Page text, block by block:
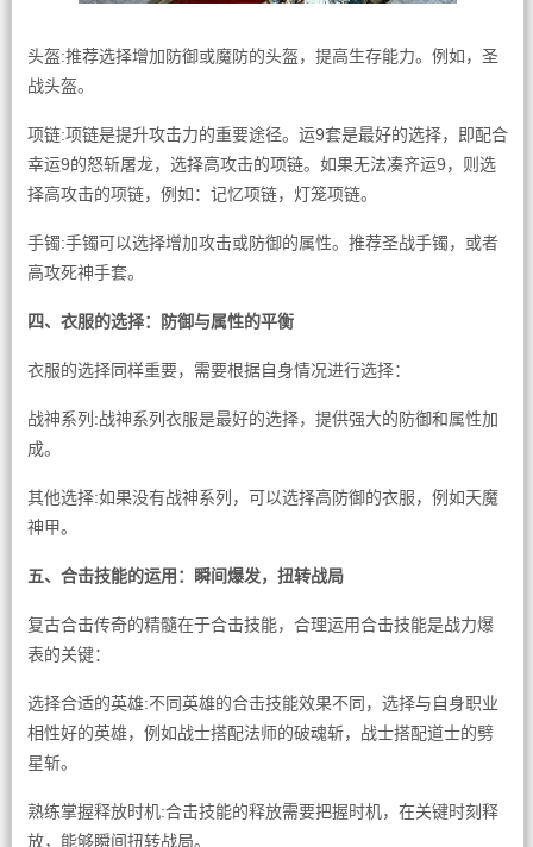
头盔:推荐选择增加防御或魔防的头盔，提高生存能力。例如，圣
战头盔。
项链:项链是提升攻击力的重要途径。运9套是最好的选择，即配合
幸运9的怒斩屠龙，选择高攻击的项链。如果无法凑齐运9，则选
择高攻击的项链，例如：记忆项链，灯笼项链。
手镯:手镯可以选择增加攻击或防御的属性。推荐圣战手镯，或者
高攻死神手套。
四、衣服的选择：防御与属性的平衡
衣服的选择同样重要，需要根据自身情况进行选择：
战神系列:战神系列衣服是最好的选择，提供强大的防御和属性加
成。
其他选择:如果没有战神系列，可以选择高防御的衣服，例如天魔
神甲。
五、合击技能的运用：瞬间爆发，扭转战局
复古合击传奇的精髓在于合击技能，合理运用合击技能是战力爆
表的关键：
选择合适的英雄:不同英雄的合击技能效果不同，选择与自身职业
相性好的英雄，例如战士搭配法师的破魂斩，战士搭配道士的劈
星斩。
熟练掌握释放时机:合击技能的释放需要把握时机，在关键时刻释
放，能够瞬间扭转战局。